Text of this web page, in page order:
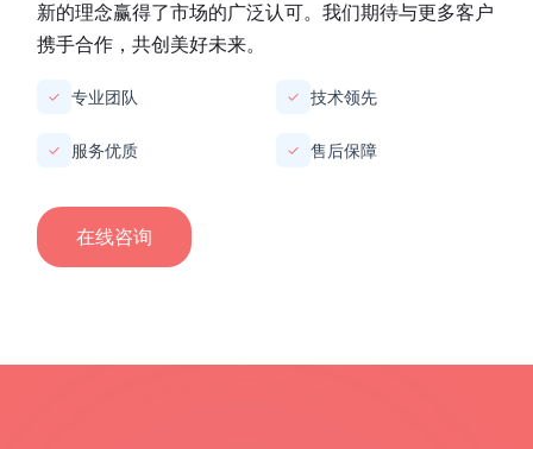
新的理念赢得了市场的广泛认可。我们期待与更多客户
携手合作，共创美好未来。
✓ 专业团队 ✓ 技术领先
✓ 服务优质 ✓ 售后保障
在线咨询